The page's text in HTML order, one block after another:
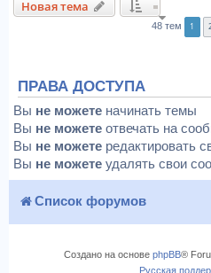
Новая тема
48 тем 1
ПРАВА ДОСТУПА
Вы не можете начинать темы
Вы не можете отвечать на
Вы не можете редактировать
Вы не можете удалять свои
Список форумов
Создано на основе phpBB®
Русская